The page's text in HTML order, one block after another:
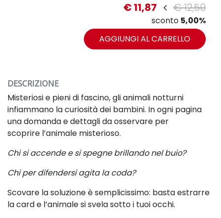
€ 11,87 € 12,50
sconto 5,00%
AGGIUNGI AL CARRELLO
DESCRIZIONE
Misteriosi e pieni di fascino, gli animali notturni
infiammano la curiosità dei bambini. In ogni pagina
una domanda edettagli da osservare per
scoprire l’animale misterioso.
Chi si accende e si spegne brillando nel buio?
Chi per difendersi agita la coda?
Scovare la soluzione è semplicissimo: bastaestrarre
la card e l’animale si svela sotto i tuoi occhi.